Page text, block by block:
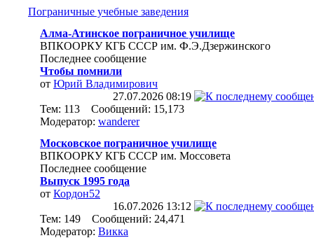
Пограничные учебные заведения
Алма-Атинское пограничное училище
ВПКООРКУ КГБ СССР им. Ф.Э.Дзержинского
Последнее сообщение
Чтобы помнили
от Юрий Владимирович
27.07.2026 08:19
Тем: 113 Сообщений: 15,173
Модератор: wanderer
Московское пограничное училище
ВПКООРКУ КГБ СССР им. Моссовета
Последнее сообщение
Выпуск 1995 года
от Кордон52
16.07.2026 13:12
Тем: 149 Сообщений: 24,471
Модератор: Викка